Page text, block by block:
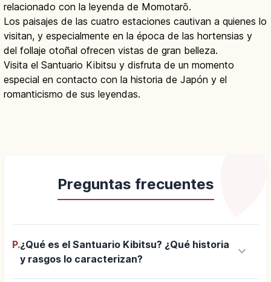
relacionado con la leyenda de Momotarō.
Los paisajes de las cuatro estaciones cautivan a quienes lo
visitan, y especialmente en la época de las hortensias y
del follaje otoñal ofrecen vistas de gran belleza.
Visita el Santuario Kibitsu y disfruta de un momento
especial en contacto con la historia de Japón y el
romanticismo de sus leyendas.
Preguntas frecuentes
P.¿Qué es el Santuario Kibitsu? ¿Qué historia
y rasgos lo caracterizan?
keyboard_arrow_down